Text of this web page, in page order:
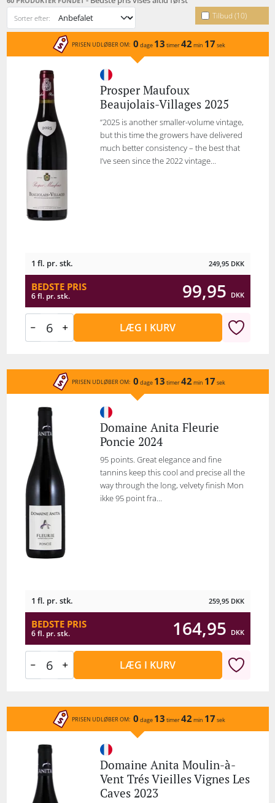
små druer med et enormt kvalitetspotentiale, der
fremmes yderligere ved grøn høst. Af de selekterede
topdruer skaber Anita sin serie af dybt autentiske og
flot anmeldte enkeltmarksvine.
Tilbud (10)
Sorter efter:
PRISEN UDLØBER OM: 0 dage 13 timer42 min 17 sek
Prosper Maufoux
Beaujolais-Villages 2025
”2025 is another smaller-volume vintage,
but this time the growers have delivered
much better consistency – the best that
I’ve seen since the 2022 vintage...
1 fl. pr. stk. 249,95 DKK
BEDSTE PRIS
6 fl. pr. stk. 99,95 DKK
LÆG I KURV
PRISEN UDLØBER OM: 0 dage 13 timer42 min 17 sek
Domaine Anita Fleurie
Poncie 2024
95 points. Great elegance and fine
tannins keep this cool and precise all the
way through the long, velvety finish Mon
ikke 95 point fra...
1 fl. pr. stk. 259,95 DKK
BEDSTE PRIS
6 fl. pr. stk. 164,95 DKK
LÆG I KURV
PRISEN UDLØBER OM: 0 dage 13 timer42 min 17 sek
Domaine Anita Moulin-à-
Vent Trés Vieilles Vignes Les
Caves 2023